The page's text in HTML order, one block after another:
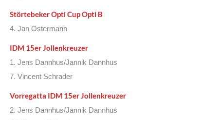
Störtebeker Opti Cup Opti B
4. Jan Ostermann
IDM 15er Jollenkreuzer
1. Jens Dannhus/Jannik Dannhus
7. Vincent Schrader
Vorregatta IDM 15er Jollenkreuzer
2. Jens Dannhus/Jannik Dannhus